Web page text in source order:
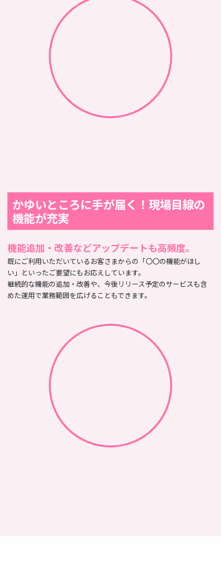
かゆいところに手が届く！現場目線の
機能が充実
機能追加・改善などアップデートも高頻度。
既にご利用いただいているお客さまからの「〇〇の機能がほし
い」といったご要望にもお応えしています。
継続的な機能の追加・改善や、今後リリース予定のサービスも含
めた運用で業務範囲を広げることもできます。